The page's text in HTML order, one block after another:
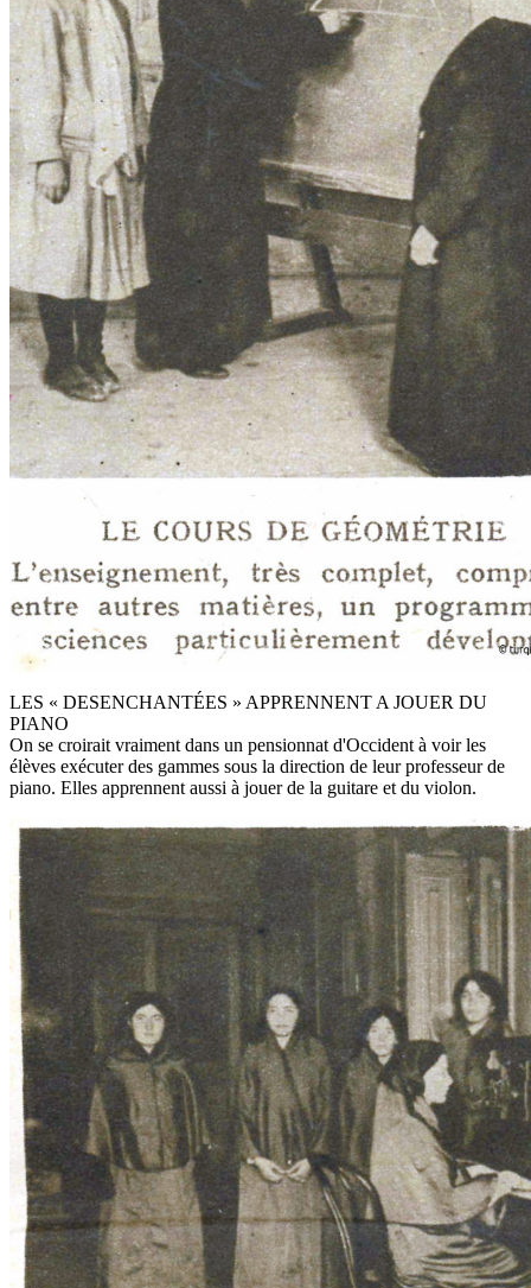
LES « DESENCHANTÉES » APPRENNENT A JOUER DU
PIANO
On se croirait vraiment dans un pensionnat d'Occident à voir les
élèves exécuter des gammes sous la direction de leur professeur de
piano. Elles apprennent aussi à jouer de la guitare et du violon.